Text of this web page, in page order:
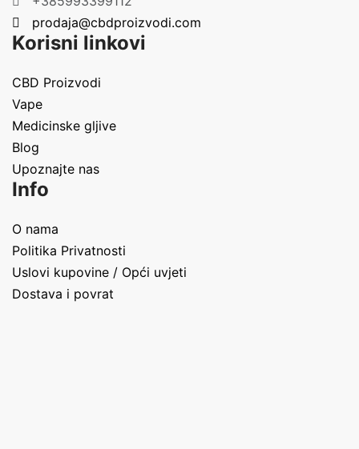
prodaja@cbdproizvodi.com
Korisni linkovi
CBD Proizvodi
Vape
Medicinske gljive
Blog
Upoznajte nas
Info
O nama
Politika Privatnosti
Uslovi kupovine / Opći uvjeti
Dostava i povrat